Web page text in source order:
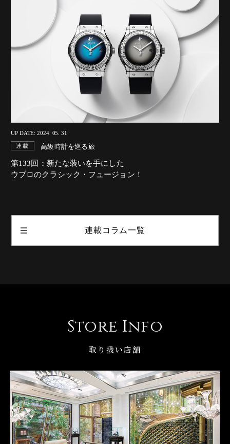
UP DATE: 2024. 05. 31
連載 高級時計を巡る旅
第133回：新たな装いを手にした
ウブロのクラシック・フュージョン！
連載コラム一覧
Store Info
取り扱い店舗